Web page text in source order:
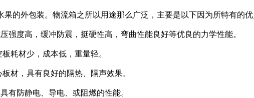
的外包装。物流箱之所以用途那么广泛，主要是以下因为所特有的优
强度高，缓冲防震，挺硬性高，弯曲性能良好等优良的力学性能。
耗材少，成本低，重量轻。
，具有良好的隔热、隔声效果。
防静电、导电、或阻燃的性能。